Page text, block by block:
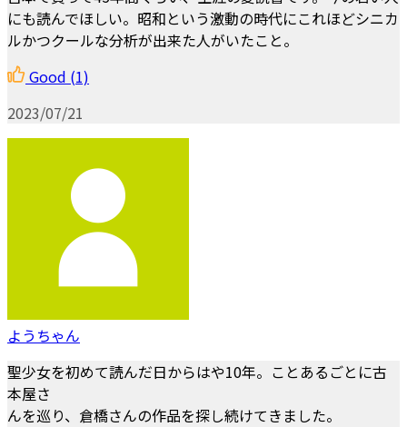
にも読んでほしい。昭和という激動の時代にこれほどシニカ
ルかつクールな分析が出来た人がいたこと。
Good (1)
2023/07/21
ようちゃん
聖少女を初めて読んだ日からはや10年。ことあるごとに古
本屋さ
んを巡り、倉橋さんの作品を探し続けてきました。